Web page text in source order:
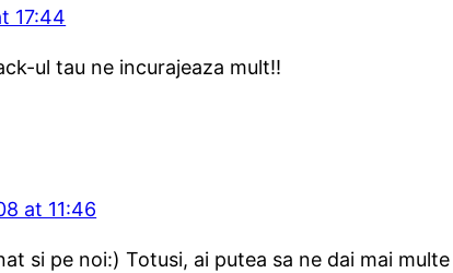
17:44
ul tau ne incurajeaza mult!!
at 11:46
si pe noi:) Totusi, ai putea sa ne dai mai